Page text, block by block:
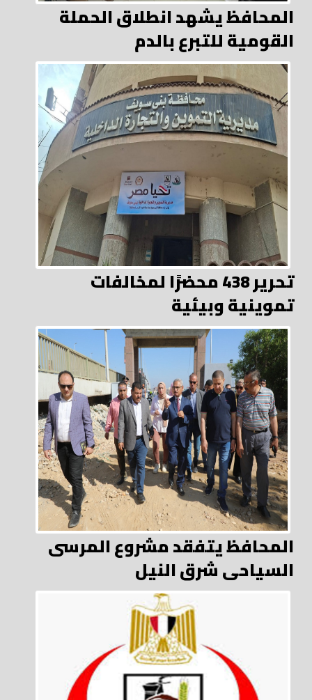
المحافظ يشهد انطلاق الحملة
القومية للتبرع بالدم
تحرير 438 محضرًا لمخالفات
تموينية وبيئية
المحافظ يتفقد مشروع المرسى
السياحى شرق النيل